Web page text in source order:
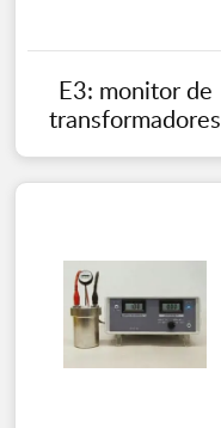
E3: monitor de
transformadores